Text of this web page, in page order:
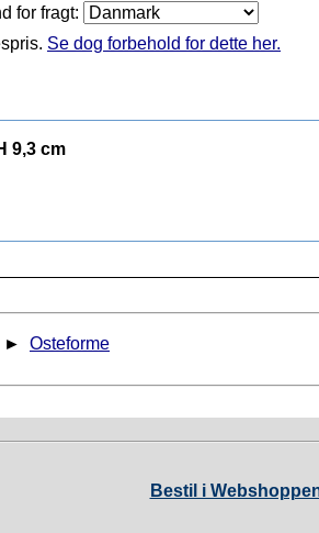
for fragt:
Se dog forbehold for dette her.
9,3 cm
► Osteforme
Bestil i